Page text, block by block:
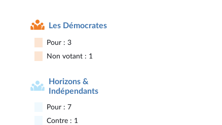
Les Démocrates
Pour : 3
Non votant : 1
Horizons &
Indépendants
Pour : 7
Contre : 1